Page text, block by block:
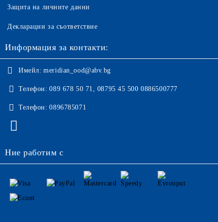
Защита на личните данни
Декларации за съответствие
Информация за контакти:
Имейл: meridian_ood@abv.bg
Телефон: 089 678 50 71, 08795 45 500 0886500777
Телефон: 0896785071
Ние работим с